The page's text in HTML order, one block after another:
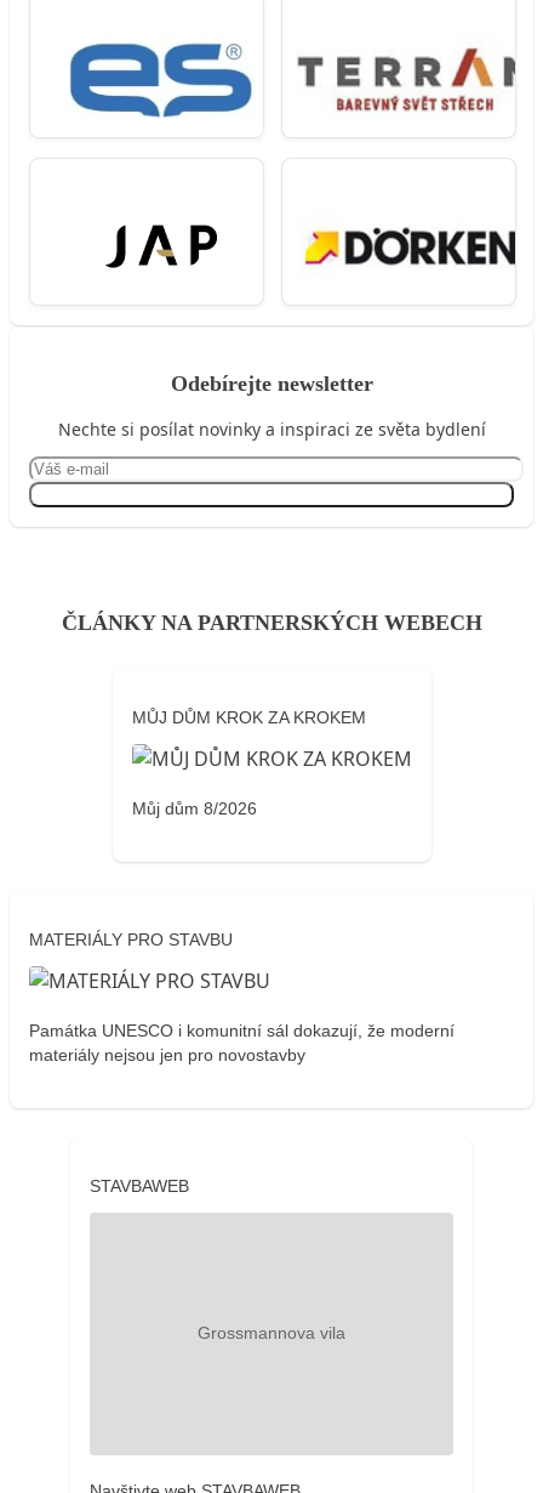
Odebírejte newsletter
Nechte si posílat novinky a inspiraci ze světa bydlení
ČLÁNKY NA PARTNERSKÝCH WEBECH
MŮJ DŮM KROK ZA KROKEM
Můj dům 8/2026
MATERIÁLY PRO STAVBU
Památka UNESCO i komunitní sál dokazují, že moderní
materiály nejsou jen pro novostavby
STAVBAWEB